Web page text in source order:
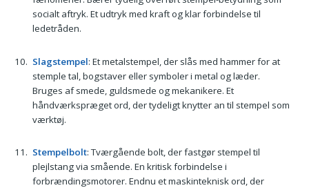
socialt aftryk. Et udtryk med kraft og klar forbindelse til
ledetråden.
Slagstempel: Et metalstempel, der slås med hammer for at
stemple tal, bogstaver eller symboler i metal og læder.
Bruges af smede, guldsmede og mekanikere. Et
håndværkspræget ord, der tydeligt knytter an til stempel som
værktøj.
Stempelbolt: Tværgående bolt, der fastgør stempel til
plejlstang via smående. En kritisk forbindelse i
forbrændingsmotorer. Endnu et maskinteknisk ord, der